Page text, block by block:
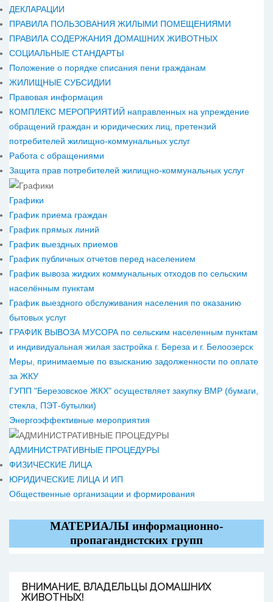
ДЕКЛАРАЦИИ
ПРАВИЛА ПОЛЬЗОВАНИЯ ЖИЛЫМИ ПОМЕЩЕНИЯМИ
ПРАВИЛА СОДЕРЖАНИЯ ДОМАШНИХ ЖИВОТНЫХ
СОЦИАЛЬНЫЕ СТАНДАРТЫ
Положение о порядке списания пени гражданам
ЖИЛИЩНЫЕ СУБСИДИИ
Правовая информация
КОМПЛЕКС МЕРОПРИЯТИЙ направленных на упреждение
обращений граждан и юридических лиц, претензий
потребителей жилищно-коммунальных услуг
Работа с обращениями
Защита прав потребителей жилищно-коммунальных услуг
Графики
График приема граждан
График прямых линий
График выездных приемов
График публичных отчетов перед населением
График вывоза жидких коммунальных отходов по сельским
населённым пунктам
График выездного обслуживания населения по оказанию
бытовых услуг
ГРАФИК ВЫВОЗА МУСОРА по сельским населенным пунктам
и индивидуальная жилая застройка г. Береза и г. Белоозерск
Меры, принимаемые по взысканию задолженности по оплате
за ЖКУ
ГУПП "Березовское ЖКХ" осуществляет закупку ВМР (бумаги,
стекла, ПЭТ-бутылки)
Энергоэффективные мероприятия
АДМИНИСТРАТИВНЫЕ ПРОЦЕДУРЫ
ФИЗИЧЕСКИЕ ЛИЦА
ЮРИДИЧЕСКИЕ ЛИЦА И ИП
Общественные организации и формирования
МАТЕРИАЛЫ информационно-
пропагандистских групп
ВНИМАНИЕ, ВЛАДЕЛЬЦЫ ДОМАШНИХ
ЖИВОТНЫХ!